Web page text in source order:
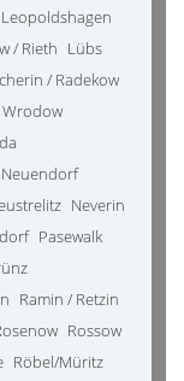
Leopoldshagen
/ Rieth Lübs
/ Radekow
Neuendorf
Neverin
Pasewalk
Ramin / Retzin
Rossow
Röbel/Müritz